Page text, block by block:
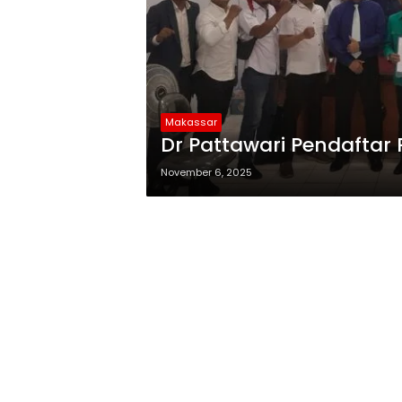
Makassar
Dr Pattawari Pendaftar
November 6, 2025